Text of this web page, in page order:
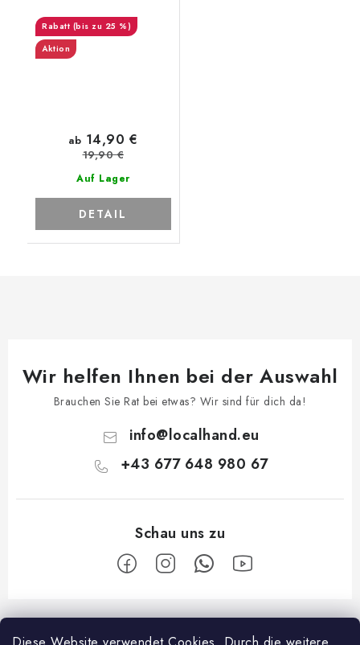
(bis zu 25 %)
Aktion
Auf Lager
ab 14,90 €
19,90 €
DETAIL
Wir helfen Ihnen bei der Auswahl
Brauchen Sie Rat bei etwas? Wir sind für dich da!
info@localhand.eu
+43 677 648 980 67
F
u